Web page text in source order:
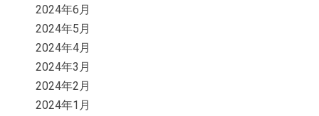
2024年6月
2024年5月
2024年4月
2024年3月
2024年2月
2024年1月